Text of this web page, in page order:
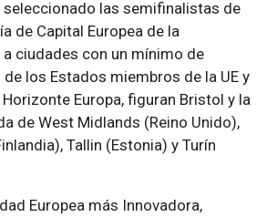
seleccionado las semifinalistas de
de Capital Europea de la
ciudades con un mínimo de
los Estados miembros de la UE y
Europa, figuran Bristol y la
de West Midlands (Reino Unido),
Tallin (Estonia) y Turín
Europea más Innovadora,